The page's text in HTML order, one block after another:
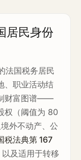
民身份
法国税务居民
、职业活动结
财富图谱——
权（阈值为 80
外不动产、公
税法典第 167
及适用于转移